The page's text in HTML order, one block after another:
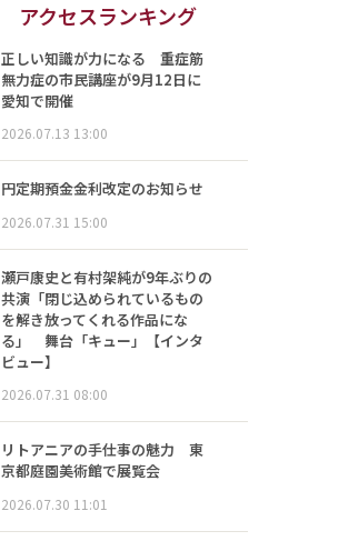
アクセスランキング
正しい知識が力になる 重症筋
無力症の市民講座が9月12日に
愛知で開催
2026.07.13 13:00
円定期預金金利改定のお知らせ
2026.07.31 15:00
瀬戸康史と有村架純が9年ぶりの
共演「閉じ込められているもの
を解き放ってくれる作品にな
る」 舞台「キュー」【インタ
ビュー】
2026.07.31 08:00
リトアニアの手仕事の魅力 東
京都庭園美術館で展覧会
2026.07.30 11:01